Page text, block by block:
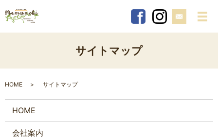
メ
サイトマップ
HOME サイトマップ
HOME
会社案内